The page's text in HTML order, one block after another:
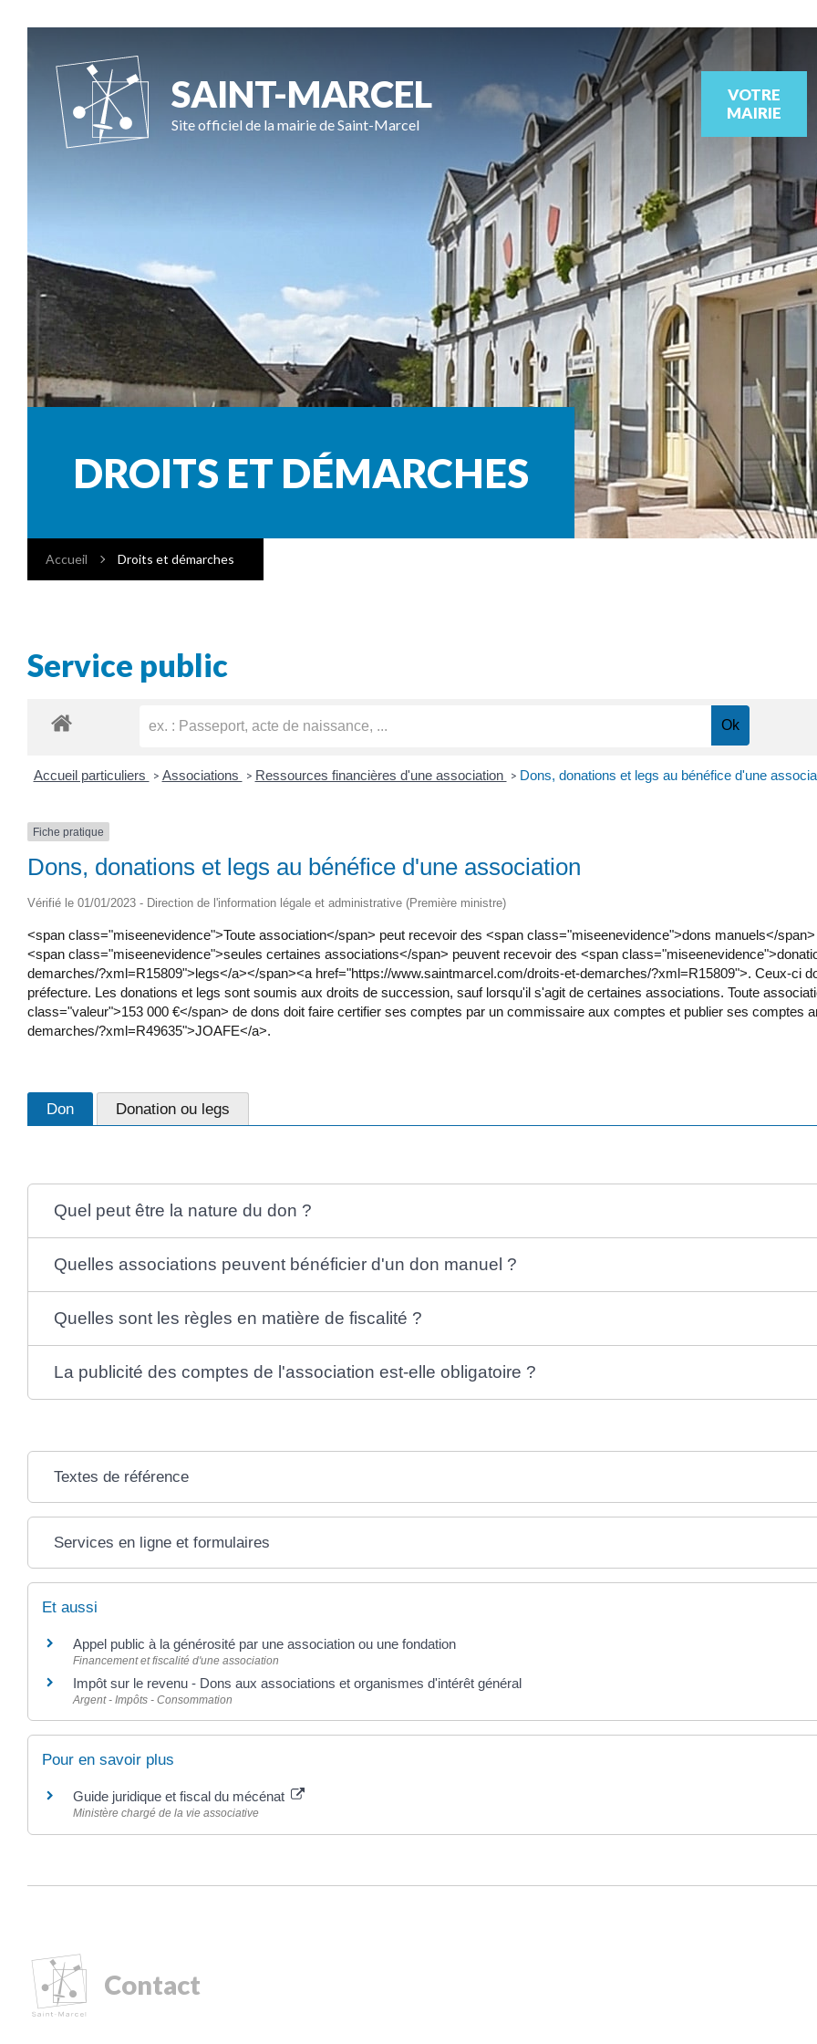
SAINT-MARCEL
Site officiel de la mairie de Saint-Marcel
VOTRE
MAIRIE
DROITS ET DÉMARCHES
Accueil Droits et démarches
Service public
Accueil particuliers > Associations > Ressources financières d'une association > Dons, donations et legs au bénéfice d'une
Fiche pratique
Dons, donations et legs au bénéfice d'une association
Vérifié le 01/01/2023 - Direction de l'information légale et administrative (Première ministre)
<span class="miseenevidence">Toute association</span> peut recevoir des <span class="miseenevidence">dons manuels</
<span class="miseenevidence">seules certaines associations</span> peuvent recevoir des <span
demarches/?xml=R15809">legs</a></span><a href="https://www.saintmarcel.com/droits-et-demarches/?xml=R15809">. Ceux-ci
préfecture. Les donations et legs sont soumis aux droits de succession, sauf lorsqu'il s'agit de certaines associations. Toute
class="valeur">153 000 €</span> de dons doit faire certifier ses comptes par un commissaire aux comptes et publier ses comptes
demarches/?xml=R49635">JOAFE</a>.
Don Donation ou legs
Quel peut être la nature du don ?
Quelles associations peuvent bénéficier d'un don manuel ?
Quelles sont les règles en matière de fiscalité ?
La publicité des comptes de l'association est-elle obligatoire ?
Textes de référence
Services en ligne et formulaires
Et aussi
Appel public à la générosité par une association ou une fondation
Financement et fiscalité d'une association
Impôt sur le revenu - Dons aux associations et organismes d'intérêt général
Argent - Impôts - Consommation
Pour en savoir plus
Guide juridique et fiscal du mécénat
Ministère chargé de la vie associative
Contact